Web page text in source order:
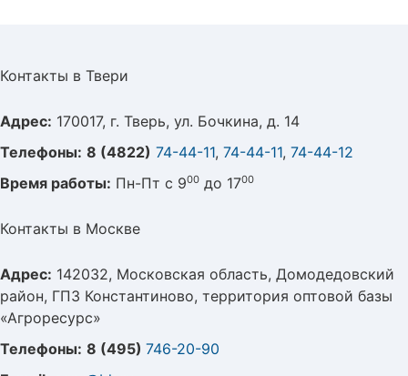
Контакты в Твери
Адрес: 170017, г. Тверь, ул. Бочкина, д. 14
Телефоны: 8 (4822) 74-44-11, 74-44-11, 74-44-12
Время работы: Пн-Пт с 900 до 1700
Контакты в Москве
Адрес: 142032, Московская область, Домодедовский
район, ГПЗ Константиново, территория оптовой базы
«Агроресурс»
Телефоны: 8 (495) 746-20-90